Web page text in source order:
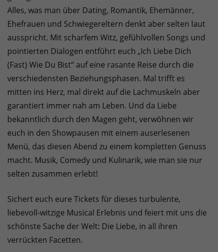
Alles, was man über Dating, Romantik, Ehemänner,
Ehefrauen und Schwiegereltern denkt aber selten laut
ausspricht. Mit scharfem Witz, gefühlvollen Songs und
pointierten Dialogen entführt euch „Ich Liebe Dich
(Fast) Wie Du Bist“ auf eine rasante Reise durch die
verschiedensten Beziehungsphasen. Mal trifft es
mitten ins Herz, mal direkt auf die Lachmuskeln aber
garantiert immer nah am Leben. Und da Liebe
bekanntlich durch den Magen geht, verwöhnen wir
euch in den Showpausen mit einem auserlesenen
Menü, das diesen Abend zu einem kompletten Genuss
macht. Musik, Comedy und Kulinarik, wie man sie nur
selten zusammen erlebt!
Sichert euch eure Tickets für dieses turbulente,
liebevoll-witzige Musical Erlebnis und feiert mit uns die
schönste Sache der Welt: Die Liebe, in all ihren
verrückten Facetten.